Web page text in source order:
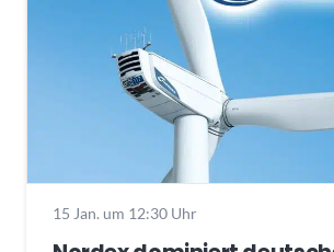
15 Jan. um 12:30 Uhr